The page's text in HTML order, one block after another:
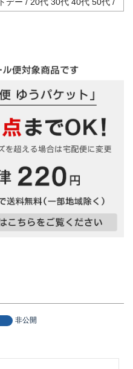
デー / 20代 30代 40代 50代 /
非公開